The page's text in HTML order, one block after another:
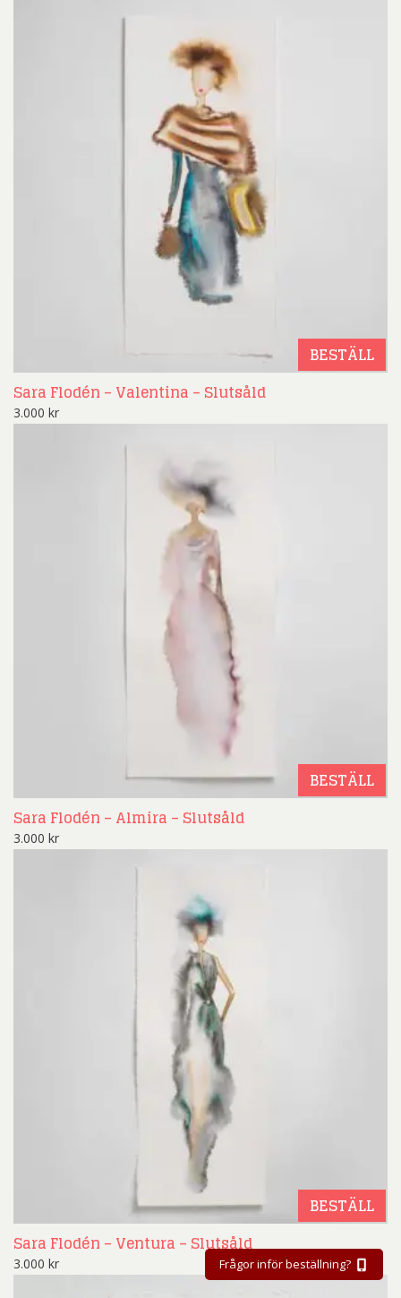
BESTÄLL
Sara Flodén – Valentina – Slutsåld
3.000 kr
BESTÄLL
Sara Flodén – Almira – Slutsåld
3.000 kr
BESTÄLL
Sara Flodén – Ventura – Slutsåld
3.000 kr Frågor inför beställning?